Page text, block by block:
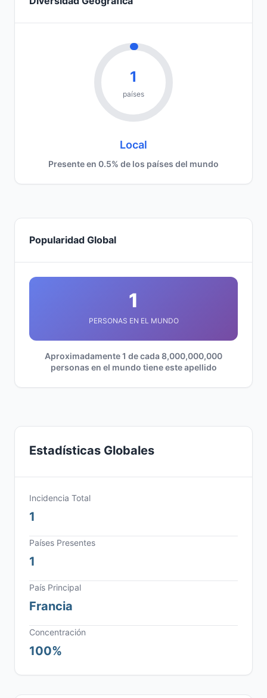
1
países
Local
Presente en 0.5% de los países del mundo
Popularidad Global
1
PERSONAS EN EL MUNDO
Aproximadamente 1 de cada 8,000,000,000
personas en el mundo tiene este apellido
Estadísticas Globales
Incidencia Total
1
Países Presentes
1
País Principal
Francia
Concentración
100%